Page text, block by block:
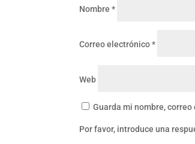
Nombre *
Correo electrónico*
Web
Guarda mi nombre,
Por favor, introduce una